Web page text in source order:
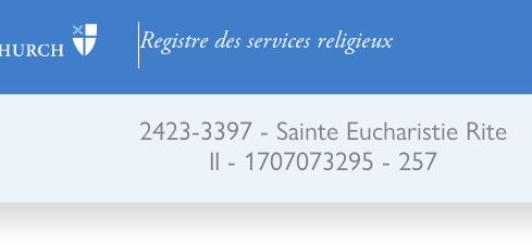
Registre des services religieux
2423-3397 - Sainte Eucharistie Rite
II - 1707073295 - 257